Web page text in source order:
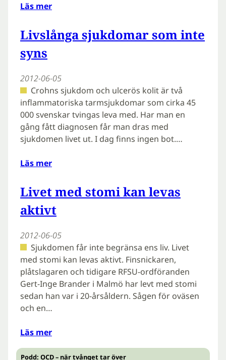
Läs mer
Livslånga sjukdomar som inte
syns
2012-06-05
Crohns sjukdom och ulcerös kolit är två
inflammatoriska tarmsjukdomar som cirka 45
000 svenskar tvingas leva med. Har man en
gång fått diagnosen får man dras med
sjukdomen livet ut. I dag finns ingen bot.…
Läs mer
Livet med stomi kan levas
aktivt
2012-06-05
Sjukdomen får inte begränsa ens liv. Livet
med stomi kan levas aktivt. Finsnickaren,
plåtslagaren och tidigare RFSU-ordföranden
Gert-Inge Brander i Malmö har levt med stomi
sedan han var i 20-årsåldern. Sågen för oväsen
och en…
Läs mer
Podd: OCD – när tvånget tar över